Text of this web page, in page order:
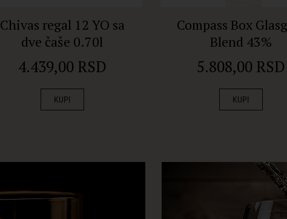
Chivas regal 12 YO sa
dve čaše 0.70l
4.439,00 RSD
KUPI
Compass Box
Blend 43%
5.808,00 RSD
KUPI